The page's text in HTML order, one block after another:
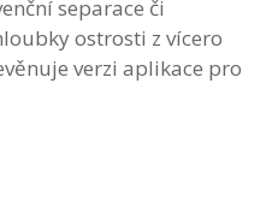
separace či
ostrosti z vícero
verzi aplikace pro